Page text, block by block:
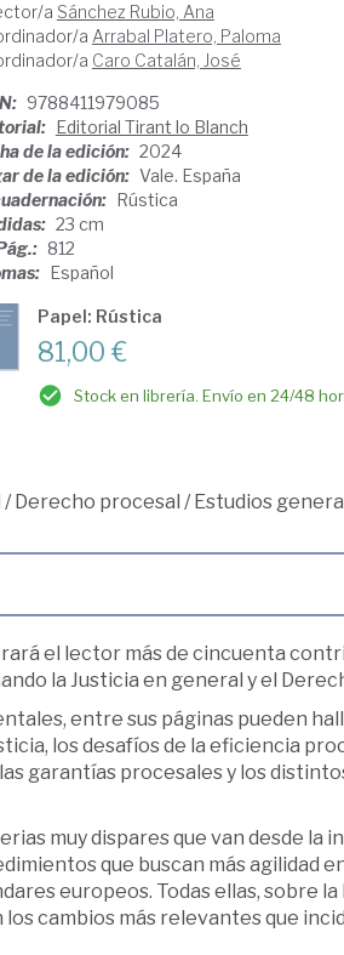
a Sánchez Rubio, Ana
a Arrabal Platero, Paloma
a Caro Catalán, José
9788411979085
Editorial Tirant lo Blanch
de la edición: 2024
de la edición: Vale. España
Rústica
23 cm
812
Español
Papel: Rústica
81,00 €
Stock en librería. Envío en 24/48
/Derecho procesal /Estudios
el lector más de cincuenta
la Justicia en general y el
entre sus páginas pueden
los desafíos de la eficiencia
garantías procesales y los
muy dispares que van desde
que buscan más agilidad
europeos. Todas ellas, sobre
cambios más relevantes que